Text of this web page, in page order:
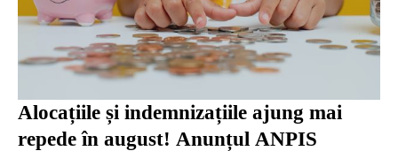
Alocațiile și indemnizațiile ajung mai
repede în august! Anunțul ANPIS